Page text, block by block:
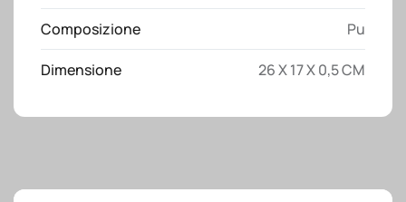
Composizione Pu
Dimensione 26 X 17 X 0,5 CM